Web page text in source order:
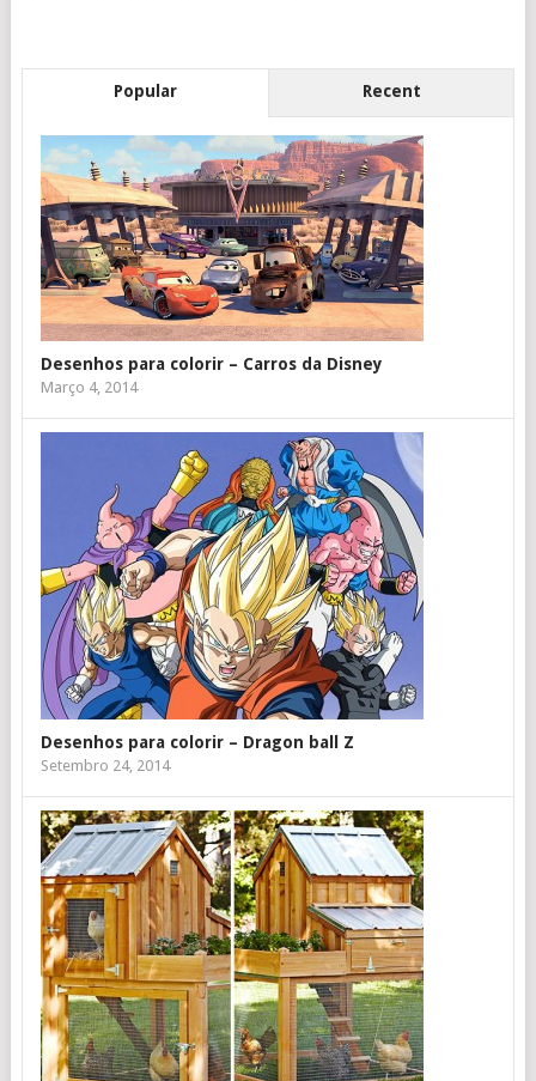
Popular Recent
Desenhos para colorir – Carros da Disney
Março 4, 2014
Desenhos para colorir – Dragon ball Z
Setembro 24, 2014